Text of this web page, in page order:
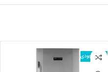
اتمام موجودی